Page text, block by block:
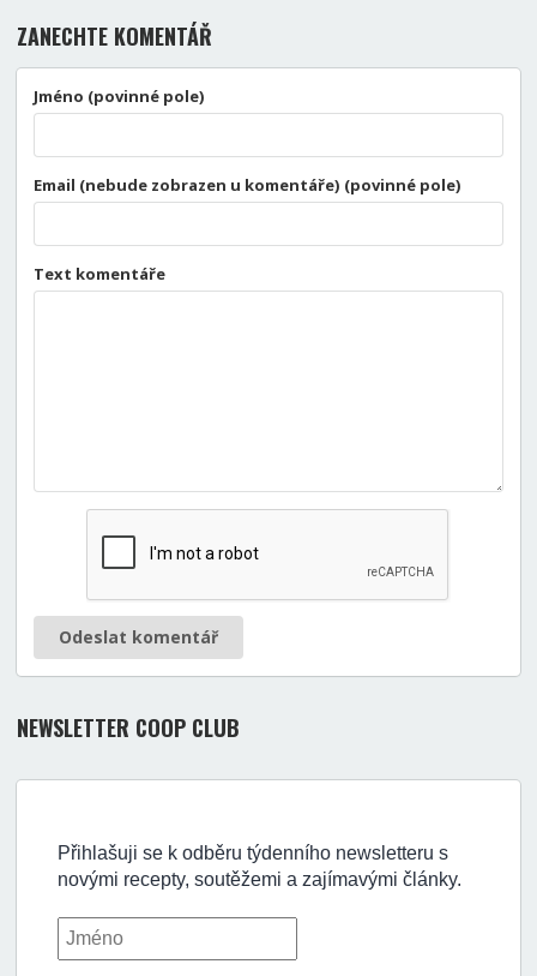
ZANECHTE KOMENTÁŘ
Jméno (povinné pole)
Email (nebude zobrazen u komentáře) (povinné pole)
Text komentáře
Odeslat komentář
NEWSLETTER COOP CLUB